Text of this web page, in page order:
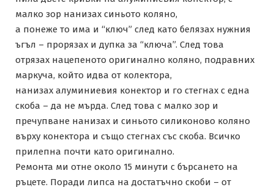
малко зор нанизах синьото коляно,
а понеже то има и “ключ” след като белязах нужния
ъгъл – прорязах и дупка за “ключа”. След това
отрязах нацепеното оригинално коляно, подравних
маркуча, който идва от колектора,
нанизах алуминиевия конектор и го стегнах с една
скоба – да не мърда. След това с малко зор и
пречупване нанизах и синьото силиконово коляно
върху конектора и също стегнах със скоба. Всичко
прилепна почти като оригинално.
Ремонта ми отне около 15 минути с бърсането на
ръцете. Поради липса на достатъчно скоби – от